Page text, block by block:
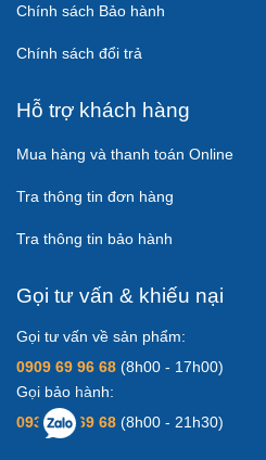
Chính sách Bảo hành
Chính sách đổi trả
Hỗ trợ khách hàng
Mua hàng và thanh toán Online
Tra thông tin đơn hàng
Tra thông tin bảo hành
Gọi tư vấn & khiếu nại
Gọi tư vấn về sản phẩm:
0909 69 96 68 (8h00 - 17h00)
Gọi bảo hành:
0931 83 69 68 (8h00 - 21h30)